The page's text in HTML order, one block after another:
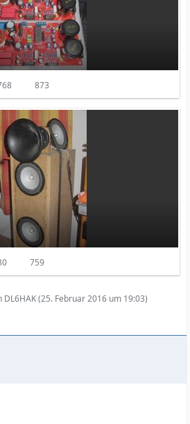
873
759
DL6HAK (25. Februar 2016 um 19:03)